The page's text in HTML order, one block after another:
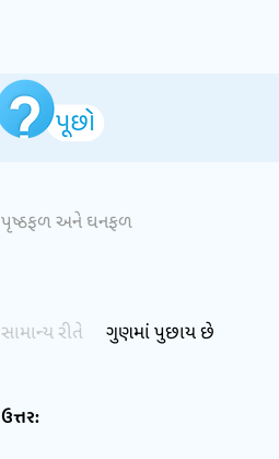
ગુણમાં પુછાય છે
સામાન્ય રીતે
પૃષ્ઠફળ અને ઘનફળ
ઉત્તર: